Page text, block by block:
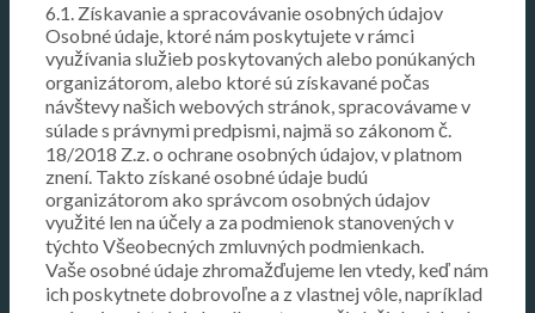
6.1. Získavanie a spracovávanie osobných údajov
Osobné údaje, ktoré nám poskytujete v rámci
využívania služieb poskytovaných alebo ponúkaných
organizátorom, alebo ktoré sú získavané počas
návštevy našich webových stránok, spracovávame v
súlade s právnymi predpismi, najmä so zákonom č.
18/2018 Z.z. o ochrane osobných údajov, v platnom
znení. Takto získané osobné údaje budú
organizátorom ako správcom osobných údajov
využité len na účely a za podmienok stanovených v
týchto Všeobecných zmluvných podmienkach.
Vaše osobné údaje zhromažďujeme len vtedy, keď nám
ich poskytnete dobrovoľne a z vlastnej vôle, napríklad